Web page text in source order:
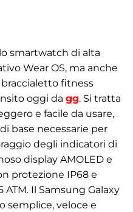
smartwatch di alta
Wear OS, ma anche
fitness
oggi da gg. Si tratta
e facile da usare,
base necessarie per
degli indicatori di
display AMOLED e
protezione IP68 e
ATM. Il Samsung Galaxy
semplice, veloce e